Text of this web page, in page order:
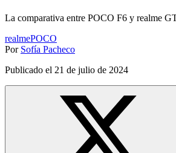
La comparativa entre POCO F6 y realme
realmePOCO
Por Sofía Pacheco
Publicado el 21 de julio de 2024